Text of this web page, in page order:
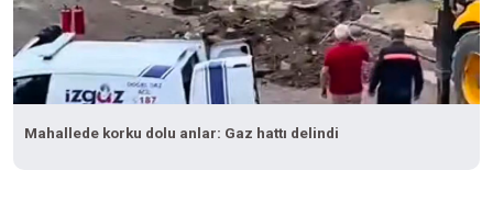
Mahallede korku dolu anlar: Gaz hattı delindi